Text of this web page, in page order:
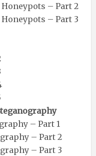
– Part 2
– Part 3
– Part 1
– Part 2
– Part 3